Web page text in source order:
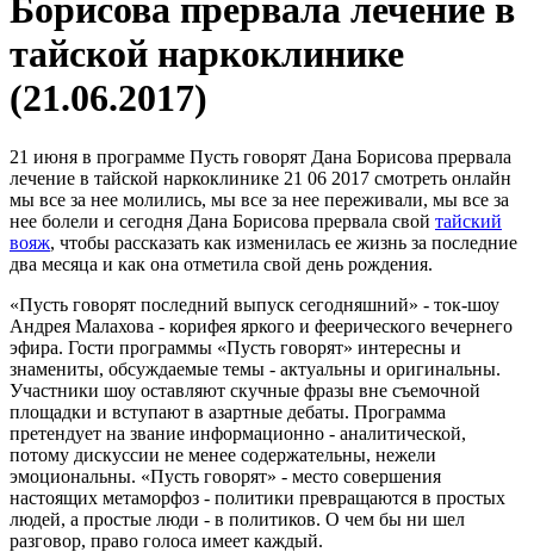
Борисова прервала лечение в
тайской наркоклинике
(21.06.2017)
21 июня в программе Пусть говорят Дана Борисова прервала
лечение в тайской наркоклинике 21 06 2017 смотреть онлайн
мы все за нее молились, мы все за нее переживали, мы все за
нее болели и сегодня Дана Борисова прервала свой тайский
вояж, чтобы рассказать как изменилась ее жизнь за последние
два месяца и как она отметила свой день рождения.
«Пусть говорят последний выпуск сегодняшний» - ток-шоу
Андрея Малахова - корифея яркого и феерического вечернего
эфира. Гости программы «Пусть говорят» интересны и
знамениты, обсуждаемые темы - актуальны и оригинальны.
Участники шоу оставляют скучные фразы вне съемочной
площадки и вступают в азартные дебаты. Программа
претендует на звание информационно - аналитической,
потому дискуссии не менее содержательны, нежели
эмоциональны. «Пусть говорят» - место совершения
настоящих метаморфоз - политики превращаются в простых
людей, а простые люди - в политиков. О чем бы ни шел
разговор, право голоса имеет каждый.